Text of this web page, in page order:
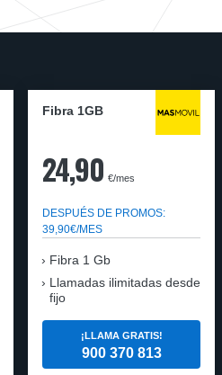
Fibra 1GB
24,90 €/mes
DESPUÉS DE PROMOS:
39,90€/MES
Fibra 1 Gb
Llamadas ilimitadas desde
fijo
¡LLAMA GRATIS!
900 370 813